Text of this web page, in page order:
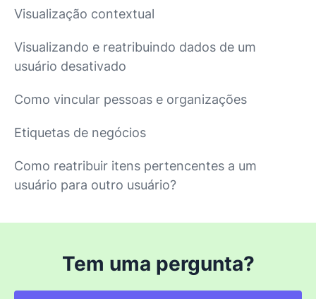
Visualização contextual
Visualizando e reatribuindo dados de um
usuário desativado
Como vincular pessoas e organizações
Etiquetas de negócios
Como reatribuir itens pertencentes a um
usuário para outro usuário?
Tem uma pergunta?